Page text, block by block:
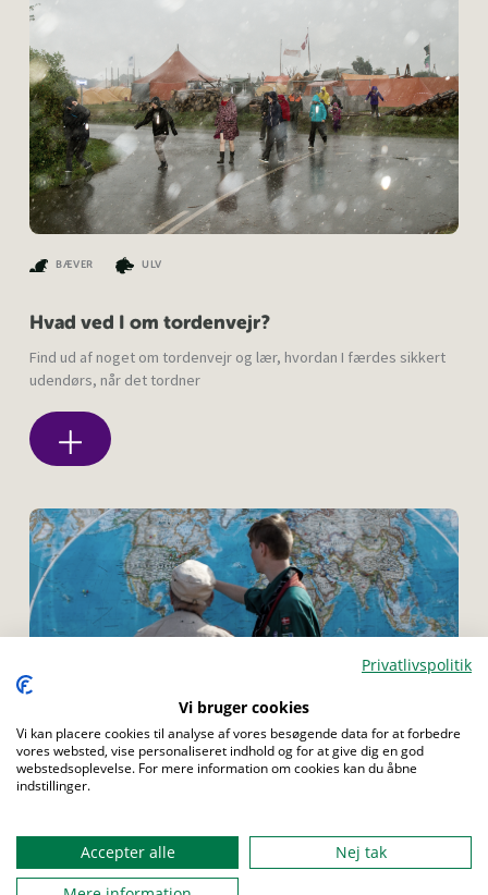
BÆVER ULV
Hvad ved I om tordenvejr?
Find ud af noget om tordenvejr og lær, hvordan I færdes sikkert
udendørs, når det tordner
ULV
Løb - Jorden rundt på 80 minutter
Selvom man "kun" er ved spejderhytten, er det muligt at
Privatlivspolitik
Vi bruger cookies
Vi kan placere cookies til analyse af vores besøgende data for at forbedre
vores websted, vise personaliseret indhold og for at give dig en god
webstedsoplevelse. For mere information om cookies kan du åbne
indstillinger.
Accepter alle
Nej tak